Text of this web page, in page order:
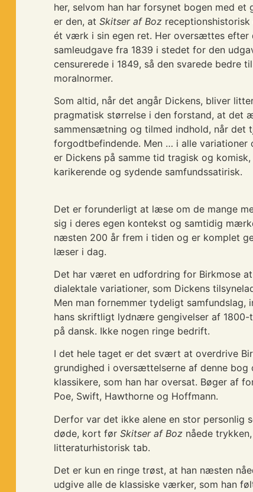
her, selvom han har forsynet bogen med et
er den, atSkitser af Boz
ét værk i sin egen ret. Her oversættes efter
samleudgave fra 1839 i stedet for den
censurerede i 1849, så den svarede bedre
moralnormer.
Som altid, når det angår Dickens, bliver
pragmatisk størrelse i den forstand, at det
sammensætning og tilmed indhold, når det
forgodtbefindende. Men … i alle
er Dickens på samme tid tragisk og
karikerende og sydende samfundssatirisk.
Det er forunderligt at læse om de mange
sig i deres egen kontekst og samtidig
næsten 200 år frem i tiden og er komplet
læser i dag.
Det har været en udfordring for Birkmose
dialektale variationer, som Dickens
Men man fornemmer tydeligt samfundslag,
hans skriftligt lydnære gengivelser af
på dansk. Ikke nogen ringe bedrift.
I det hele taget er det svært at overdrive
grundighed i oversættelserne af denne bog
klassikere, som han har oversat. Bøger af
Poe, Swift, Hawthorne og Hoffmann.
Derfor var det ikke alene en stor personlig
døde, kort førSkitser af Boz nåede
litteraturhistorisk tab.
Det er kun en ringe trøst, at han næsten
udgive alle de klassiske værker, som han